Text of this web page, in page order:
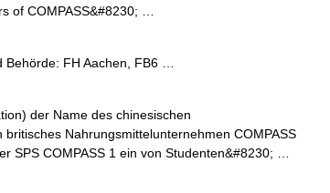
of COMPASS&#8230; …
FH Aachen, FB6 …
der Name des chinesischen
Nahrungsmittelunternehmen COMPASS
SPS COMPASS 1 ein von Studenten&#8230; …